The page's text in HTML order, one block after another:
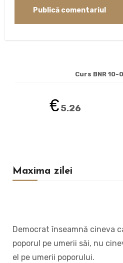
Curs BNR
€5.26
Maxima zilei
Democrat înseamnă cineva
poporul pe umerii săi, nu
el pe umerii poporului.